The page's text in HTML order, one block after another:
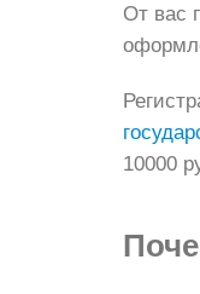
От вас
10000